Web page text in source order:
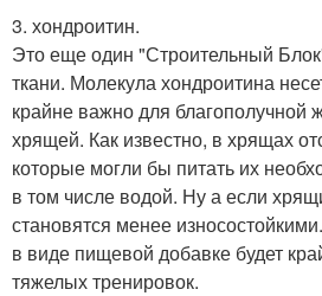
3. хондроитин.
Это еще один "Строительный
ткани. Молекула хондроитина
крайне важно для благополучной
хрящей. Как известно, в хрящах
которые могли бы питать их
в том числе водой. Ну а если
становятся менее
в виде пищевой добавке будет
тяжелых тренировок.